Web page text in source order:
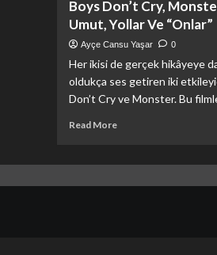
Boys Don’t Cry,
Umut, Yollar Ve “Onlar”
Ayçe Cansu Yaşar 0
Her ikisi de gerçek hikâyeye
oldukça ses getiren iki
Don’t Cry ve Monster. Bu
Read MoreRead
Boys